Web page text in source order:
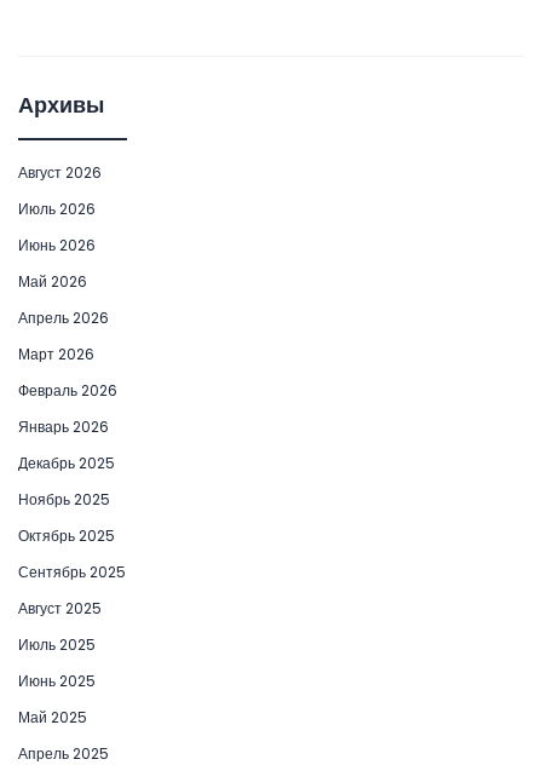
Архивы
Август 2026
Июль 2026
Июнь 2026
Май 2026
Апрель 2026
Март 2026
Февраль 2026
Январь 2026
Декабрь 2025
Ноябрь 2025
Октябрь 2025
Сентябрь 2025
Август 2025
Июль 2025
Июнь 2025
Май 2025
Апрель 2025